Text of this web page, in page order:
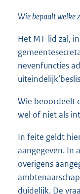
Wie bepaalt welke
Het MT-lid zal,
nevenfuncties
Wie beoordeelt
wel of niet als
In feite geldt
aangegeven. In
overigens
duidelijk. De